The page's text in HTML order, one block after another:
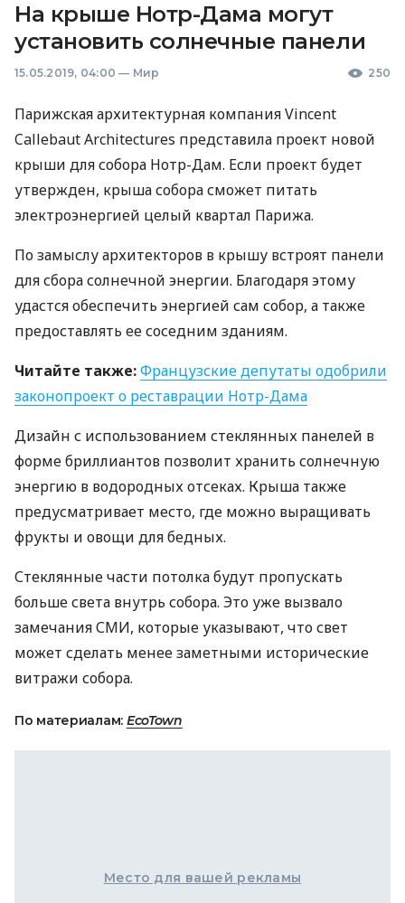
На крыше Нотр-Дама могут
установить солнечные панели
15.05.2019, 04:00 — Мир 250
Парижская архитектурная компания Vincent
Callebaut Architectures представила проект новой
крыши для собора Нотр-Дам. Если проект будет
утвержден, крыша собора сможет питать
электроэнергией целый квартал Парижа.
По замыслу архитекторов в крышу встроят панели
для сбора солнечной энергии. Благодаря этому
удастся обеспечить энергией сам собор, а также
предоставлять ее соседним зданиям.
Читайте также:Французские депутаты одобрили
законопроект о реставрации Нотр-Дама
Дизайн с использованием стеклянных панелей в
форме бриллиантов позволит хранить солнечную
энергию в водородных отсеках. Крыша также
предусматривает место, где можно выращивать
фрукты и овощи для бедных.
Стеклянные части потолка будут пропускать
больше света внутрь собора. Это уже вызвало
замечанияСМИ, которые указывают, что свет
может сделать менее заметными исторические
витражи собора.
По материалам: EcoTown
Место для вашей рекламы